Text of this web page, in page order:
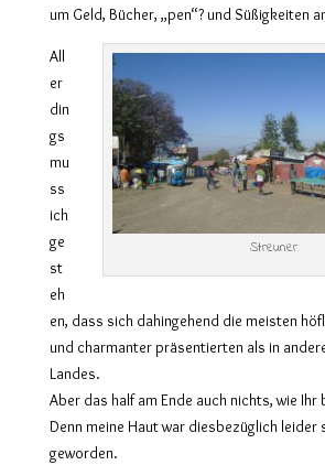
um Geld, Bücher, „pen“? und Süßigkeiten
Streuner
All
er
din
gs
mu
ss
ich
ge
st
eh
en, dass sich dahingehend die meisten
und charmanter präsentierten als in
Landes.
Aber das half am Ende auch nichts, wie
Denn meine Haut war diesbezüglich leider
geworden.